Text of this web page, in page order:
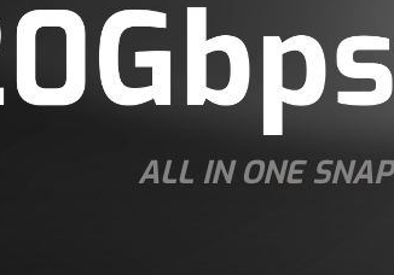
ALL IN ONE SNAP